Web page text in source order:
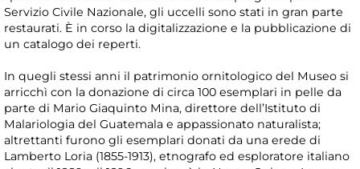
Servizio Civile Nazionale, gli uccelli sono stati in gran parte
restaurati. È in corso la digitalizzazione e la pubblicazione di
un catalogo dei reperti.
In quegli stessi anni il patrimonio ornitologico del Museo si
arricchì con la donazione di circa 100 esemplari in pelle da
parte di Mario Giaquinto Mina, direttore dell’Istituto di
Malariologia del Guatemala e appassionato naturalista;
altrettanti furono gli esemplari donati da una erede di
Lamberto Loria (1855-1913), etnografo ed esploratore italiano